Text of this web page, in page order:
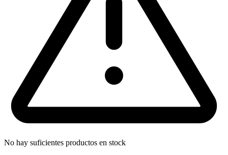
No hay suficientes productos en stock